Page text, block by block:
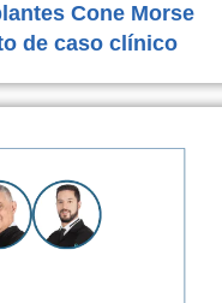
Cone Morse
de caso clínico